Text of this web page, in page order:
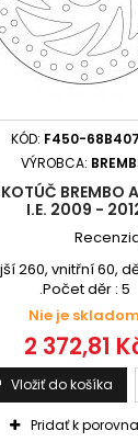
KÓD: F450-
VÝROBCA:
BREMBO
I.E. 2009 -
260, vnitřní 60,
.Počet děr : 5
Nie je skladom
2 372,81
Vložiť do košíka
Pridať k